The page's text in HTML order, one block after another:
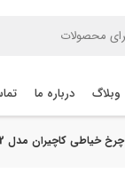
وبلاگ درباره ما
چرخ خیاطی کاچیران مدل elizabet902